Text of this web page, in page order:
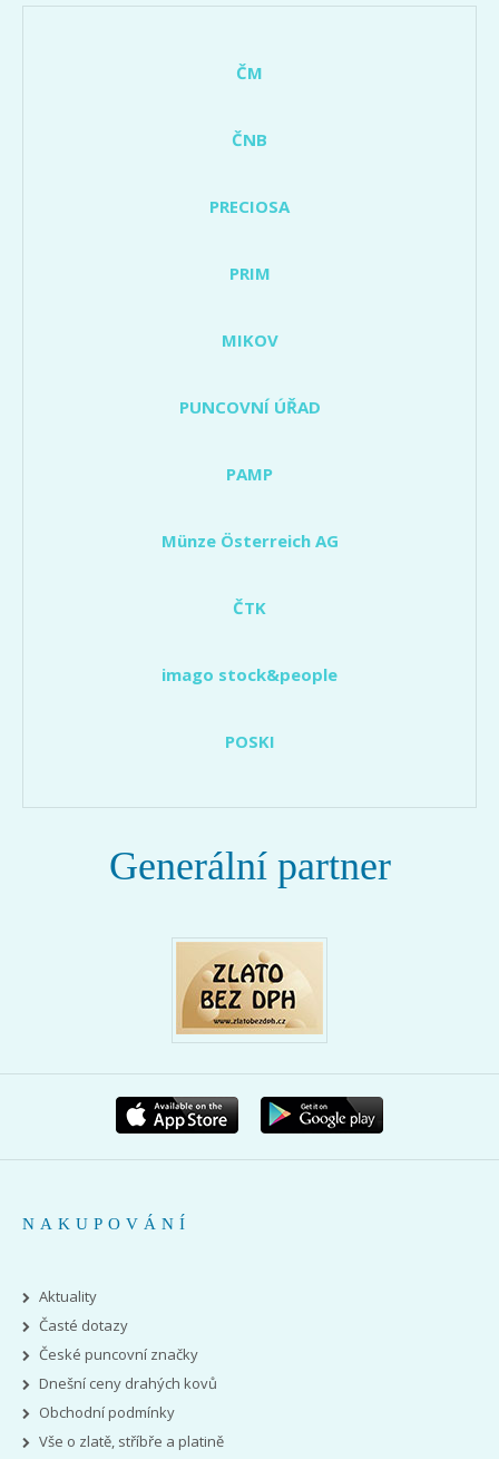
ČM
ČNB
PRECIOSA
PRIM
MIKOV
PUNCOVNÍ ÚŘAD
PAMP
Münze Österreich AG
ČTK
imago stock&people
POSKI
Generální partner
NAKUPOVÁNÍ
Aktuality
Časté dotazy
České puncovní značky
Dnešní ceny drahých kovů
Obchodní podmínky
Vše o zlatě, stříbře a platině